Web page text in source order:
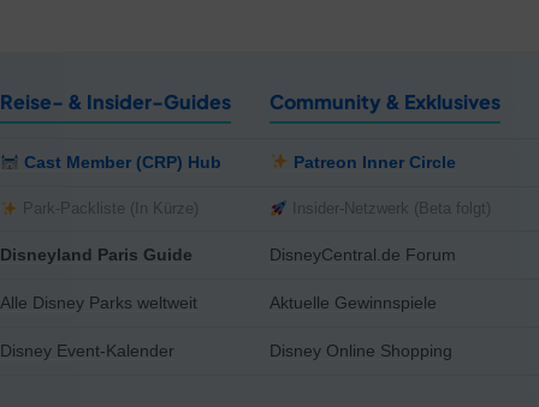
Reise- & Insider-Guides
Cast Member (CRP) Hub
Park-Packliste (In Kürze)
Disneyland Paris Guide
Alle Disney Parks weltweit
Disney Event-Kalender
Community & Exklusives
Patreon Inner Circle
Insider-Netzwerk (Beta folgt)
DisneyCentral.de Forum
Aktuelle Gewinnspiele
Disney Online Shopping